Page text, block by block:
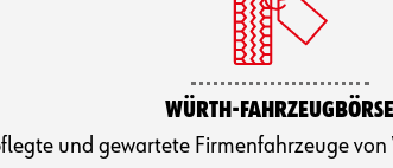
WÜRTH-FAHRZEUGBÖRSE
und gewartete Firmenfahrzeuge